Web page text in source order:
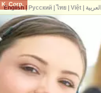
K. Corp.
English| Русский| ไทย| Việt| العربية